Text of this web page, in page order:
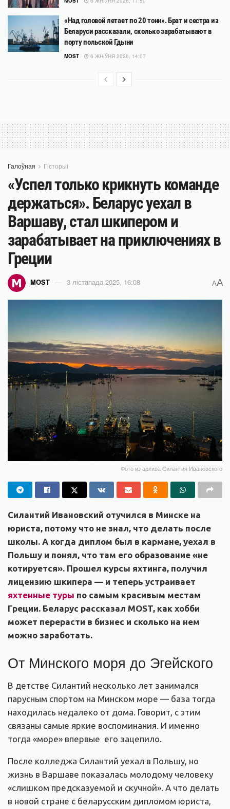
«Над головой летает по 20 тонн». Брат и сестра из
Беларуси рассказали, сколько зарабатывают в
порту польской Гдыни
MOST 6 ЖНІЎНЯ 2026, 14:07
Галоўная Гісторыі
«Успел только крикнуть команде
держаться». Беларус уехал в
Варшаву, стал шкипером и
зарабатывает на приключениях в
Греции
MOST 3 лістапада 2025, 16:08 AA
Фото из архива Силантия Ивановского
Силантий Ивановский отучился в Минске на
юриста, потому что не знал, что делать после
школы. А когда диплом был в кармане, уехал в
Польшу и понял, что там его образование «не
котируется». Прошел курсы яхтинга, получил
лицензию шкипера — и теперь устраивает
яхтенные туры по самым красивым местам
Греции. Беларус рассказал MOST, как хобби
может перерасти в бизнес и сколько на нем
можно заработать.
От Минского моря до Эгейского
В детстве Силантий несколько лет занимался
парусным спортом на Минском море — база тогда
находилась недалеко от дома. Говорит, с этим
связаны самые яркие воспоминания. И именно
тогда «море» впервые его зацепило.
После колледжа Силантий уехал в Польшу, но
жизнь в Варшаве показалась молодому человеку
«слишком предсказуемой и скучной». А что делать
в новой стране с беларусским дипломом юриста,